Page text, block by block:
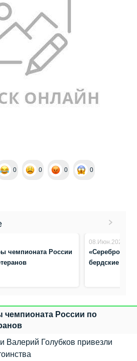
0 0 0 0
чемпионата России
08.Июн.2026
«Серебро» и
бердские
чемпионата России по
Валерий Голубков привезли